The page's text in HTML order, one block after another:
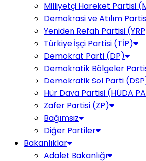
Milliyetçi Hareket Partisi
Demokrasi ve Atılım
Yeniden Refah Partisi
Türkiye İşçi Partisi (TİP)
Demokrat Parti (DP)
Demokratik Bölgeler
Demokratik Sol Parti
Hür Dava Partisi (HÜDA
Zafer Partisi (ZP)
Bağımsız
Diğer Partiler
Bakanlıklar
Adalet Bakanlığı